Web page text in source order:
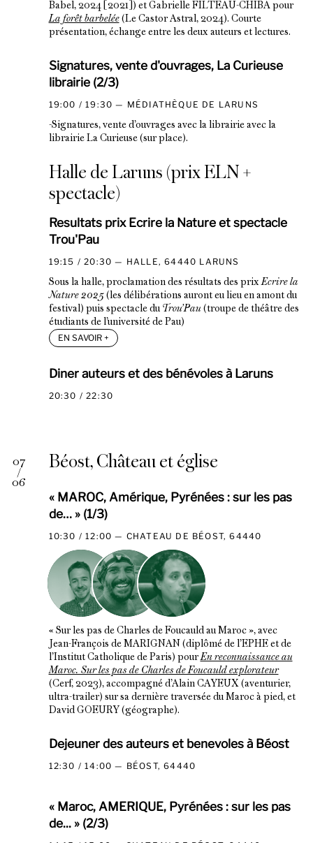
Babel, 2024 [2021]) et Gabrielle FILTEAU-CHIBA pour
La forêt barbelée(Le Castor Astral, 2024). Courte
présentation, échange entre les deux auteurs et lectures.
Signatures, vente d'ouvrages, La Curieuse
librairie (2/3)
19:00 / 19:30 MÉDIATHÈQUE DE LARUNS
-Signatures, vente d’ouvrages avec la librairie avec la
librairie La Curieuse (sur place).
Halle de Laruns (prix ELN +
spectacle)
Resultats prix Ecrire la Nature et spectacle
Trou'Pau
19:15 / 20:30 HALLE, 64440 LARUNS
Sous la halle, proclamation des résultats des prixEcrire la
Nature 2025(les délibérations auront eu lieu en amont du
festival) puis spectacle du Trou’Pau (troupe de théâtre des
étudiants de l’université de Pau)
EN SAVOIR +
Diner auteurs et des bénévoles à Laruns
20:30 / 22:30
07
/
06
Béost, Château et église
« MAROC, Amérique, Pyrénées : sur les pas
de… » (1/3)
10:30 / 12:00 CHATEAU DE BÉOST, 64440
« Sur les pas de Charles de Foucauld au Maroc », avec
Jean-François de MARIGNAN (diplômé de l’EPHE et de
l’Institut Catholique de Paris) pourEn reconnaissance au
Maroc. Sur les pas de Charles de Foucauld explorateur
(Cerf, 2023), accompagné d’Alain CAYEUX (aventurier,
ultra-trailer) sur sa dernière traversée du Maroc à pied, et
David GOEURY (géographe).
Dejeuner des auteurs et benevoles à Béost
12:30 / 14:00 BÉOST, 64440
« Maroc, AMERIQUE, Pyrénées : sur les pas
de... » (2/3)